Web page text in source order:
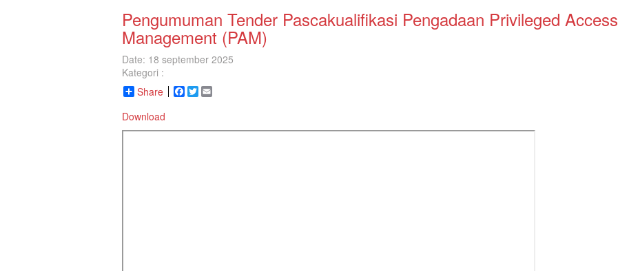
Pengumuman Tender Pascakualifikasi Pengadaan Privileged Access
Management (PAM)
Date: 18 september 2025
Kategori :
Share
Facebook
Twitter
Download